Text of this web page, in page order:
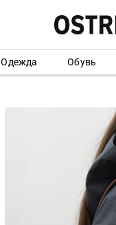
Одежда Обувь